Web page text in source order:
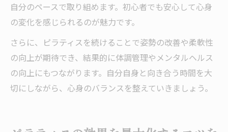
自分のペースで取り組めます。初心者でも安心して心身
の変化を感じられるのが魅力です。
さらに、ピラティスを続けることで姿勢の改善や柔軟性
の向上が期待でき、結果的に体調管理やメンタルヘルス
の向上にもつながります。自分自身と向き合う時間を大
切にしながら、心身のバランスを整えていきましょう。